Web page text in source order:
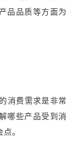
品品质等方面为
消费需求是非常
哪些产品受到消
。